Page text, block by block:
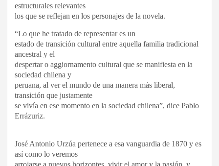
estructurales relevantes
los que se reflejan en los personajes de la novela.
“Lo que he tratado de representar es un
estado de transición cultural entre aquella familia tradicional
ancestral y el
despertar o aggiornamento cultural que se manifiesta en la
sociedad chilena y
peruana, al ver el mundo de una manera más liberal,
transición que justamente
se vivía en ese momento en la sociedad chilena”, dice Pablo
Errázuriz.
José Antonio Urzúa pertenece a esa vanguardia de 1870 y es
así como lo veremos
arrojarse a nuevos horizontes, vivir el amor y la pasión, y